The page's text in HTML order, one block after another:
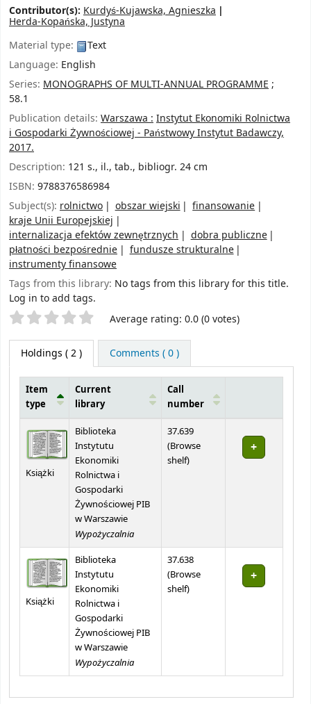
Contributor(s): Kurdyś-Kujawska, Agnieszka
Herda-Kopańska, Justyna
Material type:
Text
Language: English
Series: MONOGRAPHS OF MULTI-ANNUAL PROGRAMME;
58.1
Publication details: Warszawa :Instytut Ekonomiki Rolnictwa
i Gospodarki Żywnościowej - Państwowy Instytut Badawczy,
2017.
Description: 121 s., il., tab., bibliogr. 24 cm
ISBN: 9788376586984
Subject(s): rolnictwo obszar wiejski
finansowanie
kraje Unii Europejskiej
internalizacja efektów zewnętrznych
dobra publiczne
płatności bezpośrednie
fundusze strukturalne
instrumenty finansowe
Tags from this library: No tags from this library for this title.
Log in to add tags.
Star ratings Average rating: 0.0 (0 votes)
Holdings ( 2 ) Comments ( 0 )
Item
type
Current
library
Call
number
Książki
Biblioteka
Instytutu
Ekonomiki
Rolnictwa i
Gospodarki
Żywnościowej PIB
w Warszawie
Wypożyczalnia
37.639
(Browse
shelf(Opens below)
)
Książki
Biblioteka
Instytutu
Ekonomiki
Rolnictwa i
Gospodarki
Żywnościowej PIB
w Warszawie
Wypożyczalnia
37.638
(Browse
shelf(Opens below)
)